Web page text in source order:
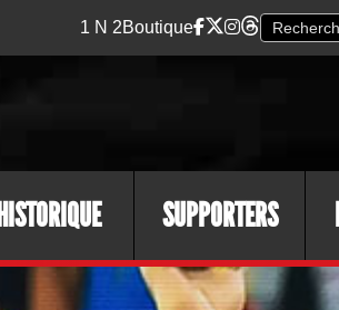
1 N 2Boutique
HISTORIQUE SUPPORTERS